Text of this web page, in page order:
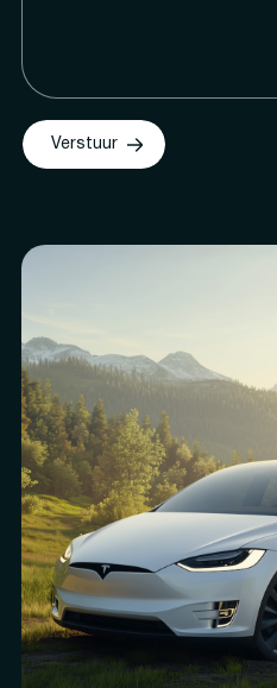
Verstuur